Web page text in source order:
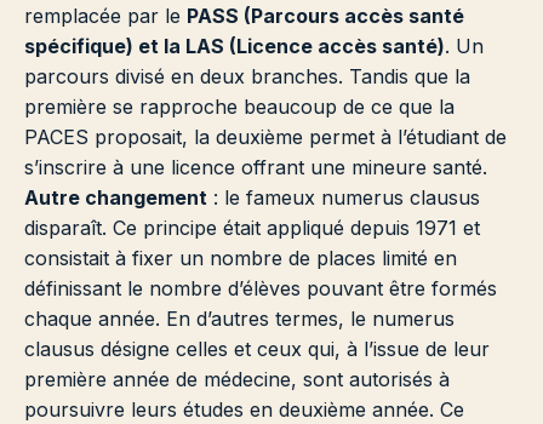
remplacée par le PASS (Parcours accès santé
spécifique) et la LAS (Licence accès santé). Un
parcours divisé en deux branches. Tandis que la
première se rapproche beaucoup de ce que la
PACES proposait, la deuxième permet à l’étudiant de
s’inscrire à une licence offrant une mineure santé.
Autre changement : le fameux numerus clausus
disparaît. Ce principe était appliqué depuis 1971 et
consistait à fixer un nombre de places limité en
définissant le nombre d’élèves pouvant être formés
chaque année. En d’autres termes, le numerus
clausus désigne celles et ceux qui, à l’issue de leur
première année de médecine, sont autorisés à
poursuivre leurs études en deuxième année. Ce